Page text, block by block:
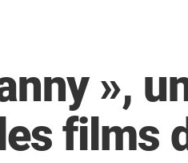
»,
films